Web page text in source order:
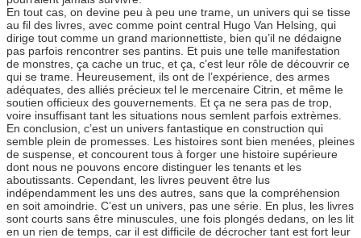
En tout cas, on devine peu à peu une trame, un univers qui se tisse
au fil des livres, avec comme point central Hugo Van Helsing, qui
dirige tout comme un grand marionnettiste, bien qu’il ne dédaigne
pas parfois rencontrer ses pantins. Et puis une telle manifestation
de monstres, ça cache un truc, et ça, c’est leur rôle de découvrir ce
qui se trame. Heureusement, ils ont de l’expérience, des armes
adéquates, des alliés précieux tel le mercenaire Citrin, et même le
soutien officieux des gouvernements. Et ça ne sera pas de trop,
voire insuffisant tant les situations nous semlent parfois extrèmes.
En conclusion, c’est un univers fantastique en construction qui
semble plein de promesses. Les histoires sont bien menées, pleines
de suspense, et concourent tous à forger une histoire supérieure
dont nous ne pouvons encore distinguer les tenants et les
aboutissants. Cependant, les livres peuvent être lus
indépendamment les uns des autres, sans que la compréhension
en soit amoindrie. C’est un univers, pas une série. En plus, les livres
sont courts sans être minuscules, une fois plongés dedans, on les lit
en un rien de temps, car il est difficile de décrocher tant est fort leur